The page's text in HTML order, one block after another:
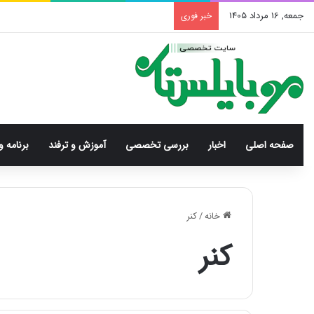
جمعه, 16 مرداد 1405 خبر فوری
صفحه اصلی اخبار بررسی‌ تخصصی آموزش و ترفند برنامه
خانه/کنر
کنر